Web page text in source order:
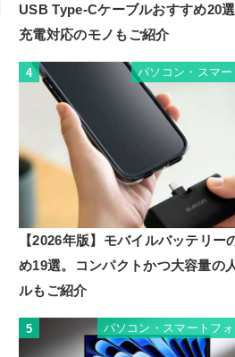
USB Type-Cケーブルおすすめ20
充電対応のモノもご紹介
4 パソコン・スマ
【2026年版】モバイルバッテリー
め19選。コンパクトかつ大容量の
ルもご紹介
5 パソコン・スマートフ